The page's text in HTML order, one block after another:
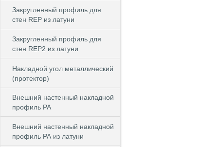
Закругленный профиль для
стен REP из латуни
Закругленный профиль для
стен REP2 из латуни
Накладной угол металлический
(протектор)
Внешний настенный накладной
профиль РА
Внешний настенный накладной
профиль РА из латуни